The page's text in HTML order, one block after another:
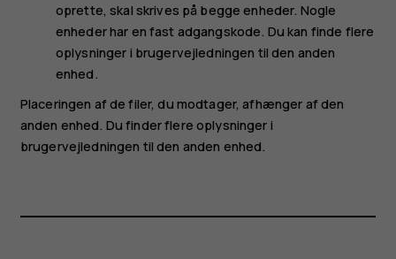
oprette, skal skrives på begge enheder. Nogle
enheder har en fast adgangskode. Du kan finde flere
oplysninger i brugervejledningen til den anden
enhed.
Placeringen af de filer, du modtager, afhænger af den
anden enhed. Du finder flere oplysninger i
brugervejledningen til den anden enhed.